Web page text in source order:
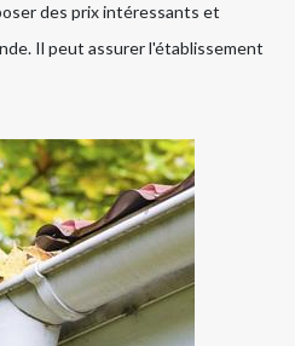
des prix intéressants et
Il peut assurer l'établissement